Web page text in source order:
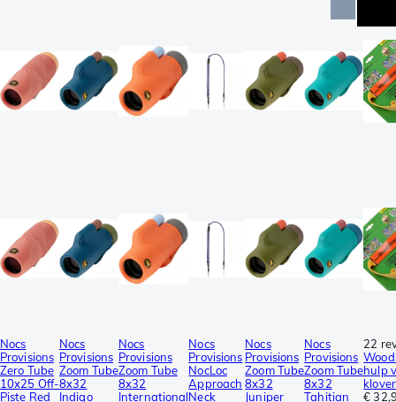
Nocs
Provisions
Zero Tube
10x25 Off-
Piste Red
Nocs
Provisions
Zoom Tube
8x32
Indigo
Nocs
Provisions
Zoom Tube
8x32
International
Nocs
Provisions
NocLoc
Approach
Neck
Nocs
Provisions
Zoom Tube
8x32
Juniper
Nocs
Provisions
Zoom Tube
8x32
Tahitian
22
hulp
€